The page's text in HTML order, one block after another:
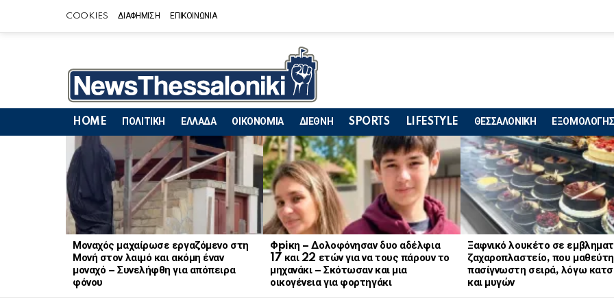
COOKIES ΔΙΑΦΗΜΙΣΗ ΕΠΙΚΟΙΝΩΝΙΑ
HOME ΠΟΛΙΤΙΚΗ ΕΛΛΑΔΑ ΟΙΚΟΝΟΜΙΑ ΔΙΕΘΝΗ SPORTS LIFESTYLE ΘΕΣΣΑΛΟΝΙΚΗ
LATEST
STORIES
Μοναχός μαχαίρωσε εργαζόμενο στη
Μονή στον λαιμό και ακόμη έναν
μοναχό – Συνελήφθη για απόπειρα
φόνου
Φpiκη – Δολοφόνησαν δυο αδέλφια
17 και 22 ετών για να τους πάρουν το
μηχανάκι – Σκότωσαν και μια
οικογένεια για φορτηγάκι
Ξαφνικό λουκέτο σε
ζαχαροπλαστείο, που
πασίγνωστη σειρά, λόγω
και μυγών